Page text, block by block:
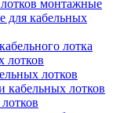
монтажные
для кабельных
лотка
лотков
лотков
кабельных лотков